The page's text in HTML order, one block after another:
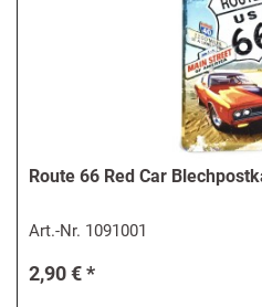
Route 66 Red Car
Art.-Nr. 1091001
2,90 € *